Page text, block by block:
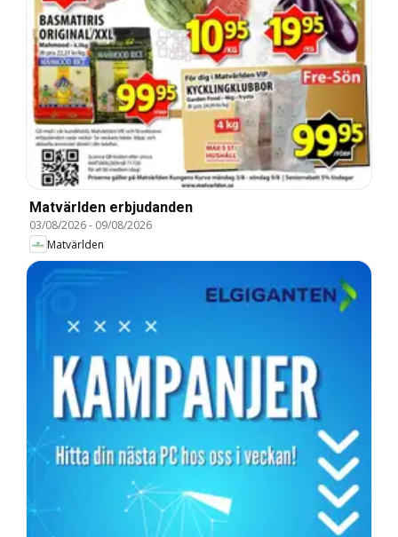
Matvärlden erbjudanden
03/08/2026- 09/08/2026
Matvärlden